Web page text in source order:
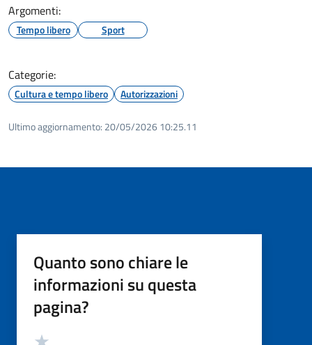
Argomenti:
Tempo libero Sport
Categorie:
Cultura e tempo libero Autorizzazioni
Ultimo aggiornamento: 20/05/2026 10:25.11
Quanto sono chiare le
informazioni su questa
pagina?
Valutazione